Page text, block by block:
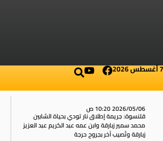
2026/05/06 10:20 ص
قلنسوة: جريمة إطلاق نار تودي بحياة الشابين
محمد سمير زبارقة وابن عمه عبد الكريم عبد العزيز
زبارقة وتُصيب آخر بجروح حرجة